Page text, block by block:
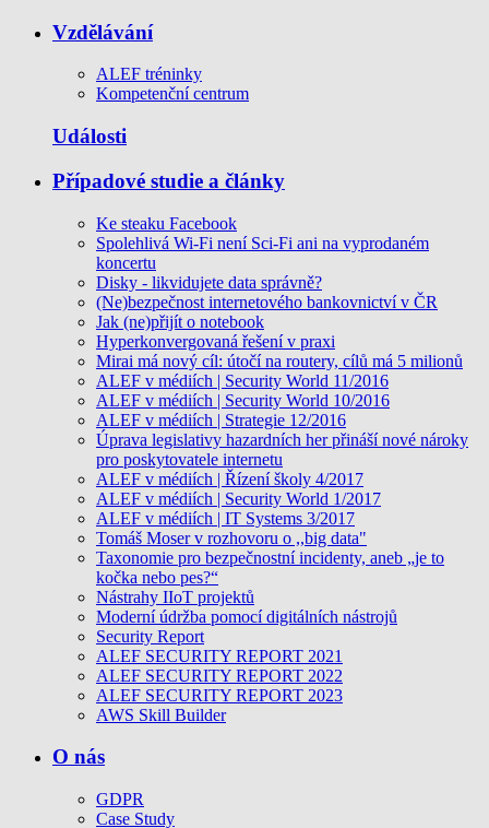
Vzdělávání
ALEF tréninky
Kompetenční centrum
Události
Případové studie a články
Ke steaku Facebook
Spolehlivá Wi-Fi není Sci-Fi ani na vyprodaném
koncertu
Disky - likvidujete data správně?
(Ne)bezpečnost internetového bankovnictví v ČR
Jak (ne)přijít o notebook
Hyperkonvergovaná řešení v praxi
Mirai má nový cíl: útočí na routery, cílů má 5 milionů
ALEF v médiích | Security World 11/2016
ALEF v médiích | Security World 10/2016
ALEF v médiích | Strategie 12/2016
Úprava legislativy hazardních her přináší nové nároky
pro poskytovatele internetu
ALEF v médiích | Řízení školy 4/2017
ALEF v médiích | Security World 1/2017
ALEF v médiích | IT Systems 3/2017
Tomáš Moser v rozhovoru o ,,big data"
Taxonomie pro bezpečnostní incidenty, aneb „je to
kočka nebo pes?“
Nástrahy IIoT projektů
Moderní údržba pomocí digitálních nástrojů
Security Report
ALEF SECURITY REPORT 2021
ALEF SECURITY REPORT 2022
ALEF SECURITY REPORT 2023
AWS Skill Builder
O nás
GDPR
Case Study